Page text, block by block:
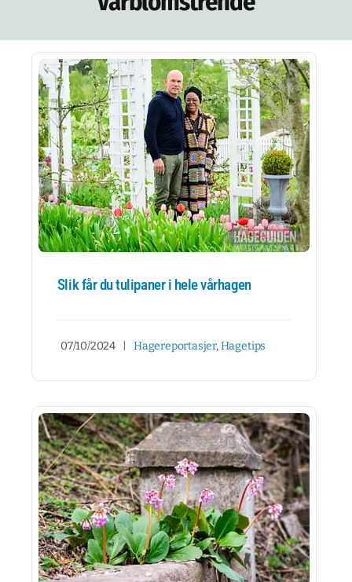
NETTBUTIKK
NYHETSBREV
KURS
HAGETIPS
REISETIPS
OM OSS
SPØRSMÅL OG SVAR
Slik får du tulipaner i hele vårhagen
07/10/2024 Hagereportasjer,Hagetips